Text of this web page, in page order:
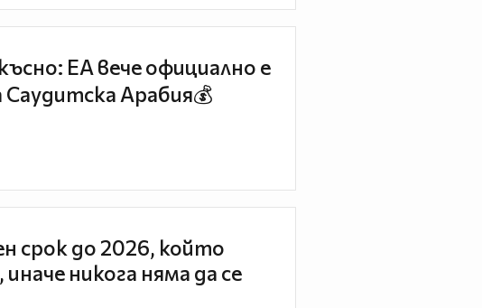
EA вече официално е
Арабия💰
срок до 2026, който
никога няма да се